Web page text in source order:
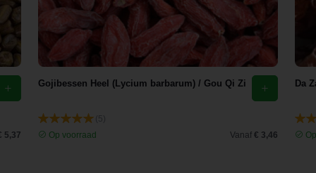
5,37
Gojibessen Heel (Lycium barbarum) / Gou Qi Zi
Op voorraad
Vanaf € 3,46
Da